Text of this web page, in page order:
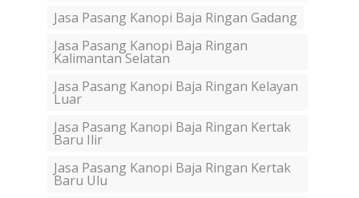
Jasa Pasang Kanopi Baja Ringan Gadang
Jasa Pasang Kanopi Baja Ringan
Kalimantan Selatan
Jasa Pasang Kanopi Baja Ringan Kelayan
Luar
Jasa Pasang Kanopi Baja Ringan Kertak
Baru Ilir
Jasa Pasang Kanopi Baja Ringan Kertak
Baru Ulu